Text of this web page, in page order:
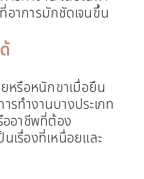
อาการมักชัดเจนขึ้น
รือหนักขาเมื่อยืน
รทำงานบางประเภท
ออาชีพที่ต้อง
เรื่องที่เหนื่อยและ